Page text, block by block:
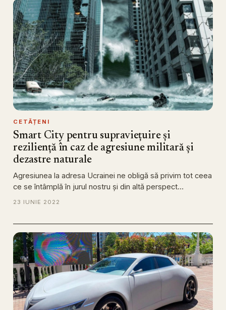
CETĂȚENI
Smart City pentru supraviețuire și
reziliență în caz de agresiune militară și
dezastre naturale
Agresiunea la adresa Ucrainei ne obligă să privim tot ceea
ce se întâmplă în jurul nostru și din altă perspect…
23 IUNIE 2022